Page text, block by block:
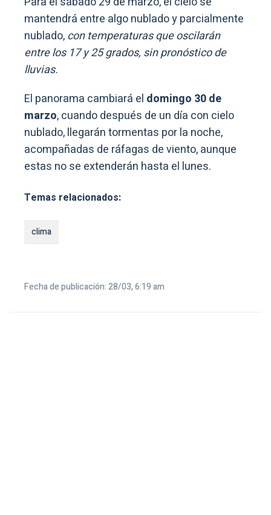
mantendrá entre algo nublado y parcialmente
nublado,con temperaturas que oscilarán
entre los 17 y 25 grados, sin pronóstico de
lluvias.
El panorama cambiará el domingo 30 de
marzo, cuando después de un día con cielo
nublado, llegarán tormentas por la noche,
acompañadas de ráfagas de viento, aunque
estas no se extenderán hasta el lunes.
Temas relacionados:
clima
Fecha de publicación: 28/03, 6:19 am